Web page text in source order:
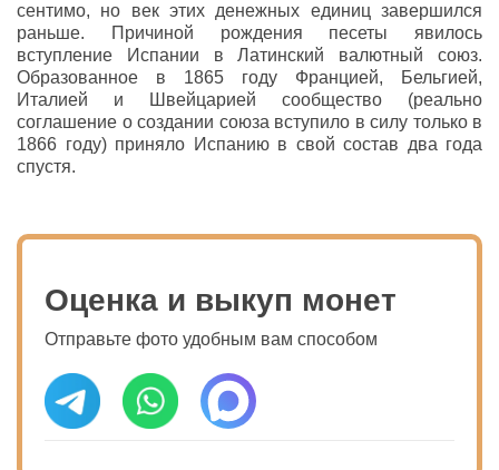
сентимо, но век этих денежных единиц завершился
раньше. Причиной рождения песеты явилось
вступление Испании в Латинский валютный союз.
Образованное в 1865 году Францией, Бельгией,
Италией и Швейцарией сообщество (реально
соглашение о создании союза вступило в силу только в
1866 году) приняло Испанию в свой состав два года
спустя.
Оценка и выкуп монет
Отправьте фото удобным вам способом